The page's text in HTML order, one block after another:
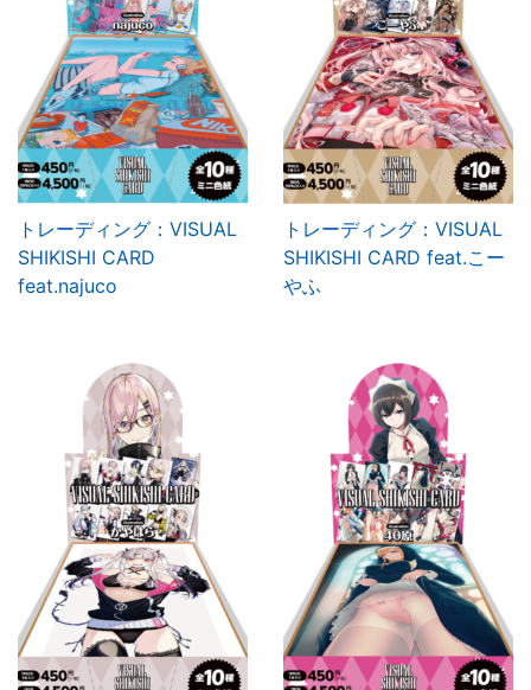
トレーディング：VISUAL
SHIKISHI CARD
feat.najuco
トレーディング：VISUAL
SHIKISHI CARD feat.こー
やふ